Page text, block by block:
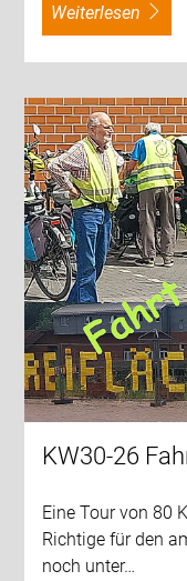
weiterlesen
KW30-26
Eine Tour von 80
Richtige für den
noch unter…